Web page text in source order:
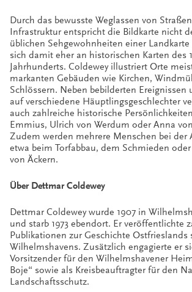
Durch das bewusste Weglassen von
Infrastruktur entspricht die Bildkarte nicht
üblichen Sehgewohnheiten einer
sich damit eher an historischen Karten des
Jahrhunderts. Coldewey illustriert Orte
markanten Gebäuden wie Kirchen,
Schlössern. Neben bebilderten Ereignissen
auf verschiedene Häuptlingsgeschlechter
auch zahlreiche historische
Emmius, Ulrich von Werdum oder Anna
Zudem werden mehrere Menschen bei der
etwa beim Torfabbau, dem Schmieden
von Äckern.
Über Dettmar Coldewey
Dettmar Coldewey wurde 1907 in
und starb 1973 ebendort. Er veröffentlichte
Publikationen zur Geschichte Ostfrieslands
Wilhelmshavens. Zusätzlich engagierte er
Vorsitzender für den Wilhelmshavener
Boje“ sowie als Kreisbeauftragter für den
Landschaftsschutz.